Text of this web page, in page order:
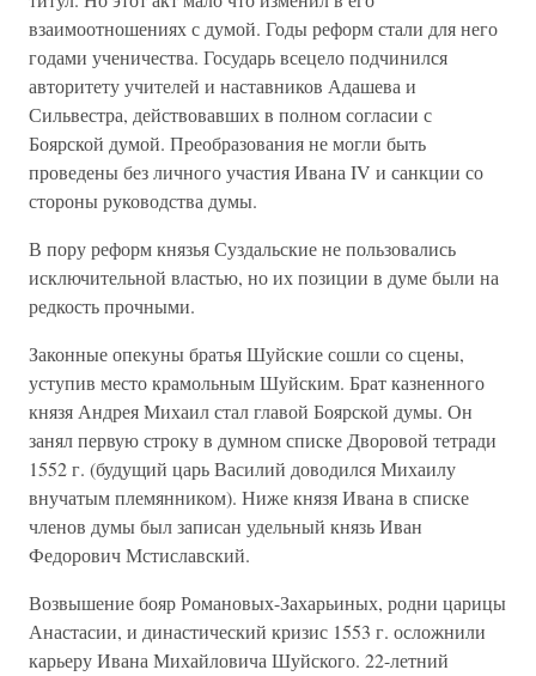
взаимоотношениях с думой. Годы реформ стали для него
годами ученичества. Государь всецело подчинился
авторитету учителей и наставников Адашева и
Сильвестра, действовавших в полном согласии с
Боярской думой. Преобразования не могли быть
проведены без личного участия Ивана IV и санкции со
стороны руководства думы.
В пору реформ князья Суздальские не пользовались
исключительной властью, но их позиции в думе были на
редкость прочными.
Законные опекуны братья Шуйские сошли со сцены,
уступив место крамольным Шуйским. Брат казненного
князя Андрея Михаил стал главой Боярской думы. Он
занял первую строку в думном списке Дворовой тетради
1552 г. (будущий царь Василий доводился Михаилу
внучатым племянником). Ниже князя Ивана в списке
членов думы был записан удельный князь Иван
Федорович Мстиславский.
Возвышение бояр Романовых-Захарьиных, родни царицы
Анастасии, и династический кризис 1553 г. осложнили
карьеру Ивана Михайловича Шуйского. 22-летний